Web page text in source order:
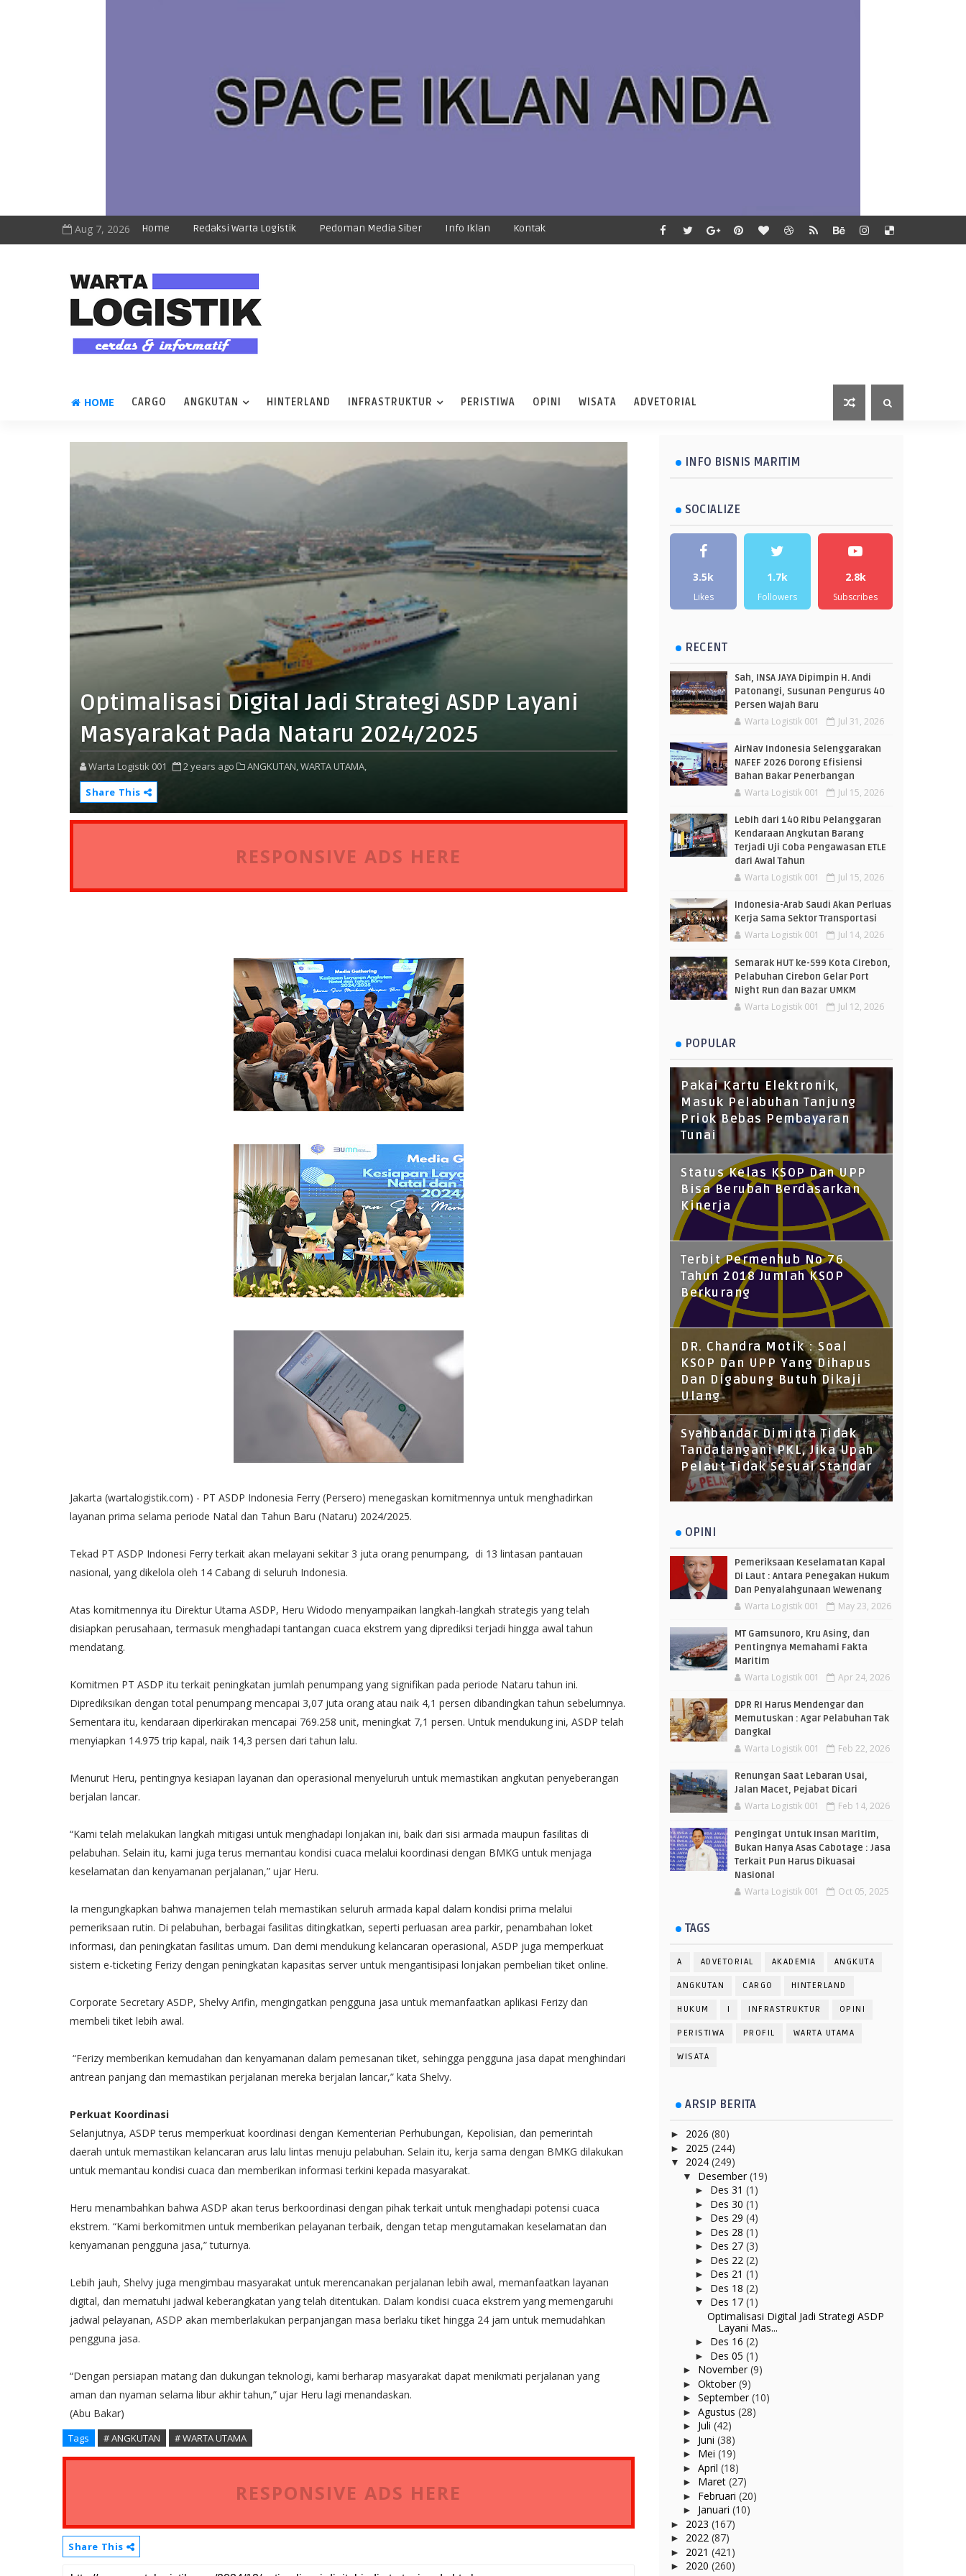
Aug 7, 2026 Home Redaksi Warta Logistik Pedoman Media Siber Info Iklan Kontak
HOME CARGO ANGKUTAN HINTERLAND INFRASTRUKTUR PERISTIWA OPINI WISATA ADVETORIAL
Optimalisasi Digital Jadi Strategi ASDP Layani
Masyarakat Pada Nataru 2024/2025
Warta Logistik 001 2 years ago ANGKUTAN,WARTA UTAMA,
Share This
RESPONSIVE ADS HERE
Jakarta (wartalogistik.com) - PT ASDP Indonesia Ferry (Persero) menegaskan komitmennya untuk menghadirkan
layanan prima selama periode Natal dan Tahun Baru (Nataru) 2024/2025.
Tekad PT ASDP Indonesi Ferry terkait akan melayani sekitar 3 juta orang penumpang, di 13 lintasan pantauan
nasional, yang dikelola oleh 14 Cabang di seluruh Indonesia.
Atas komitmennya itu Direktur Utama ASDP, Heru Widodo menyampaikan langkah-langkah strategis yang telah
disiapkan perusahaan, termasuk menghadapi tantangan cuaca ekstrem yang diprediksi terjadi hingga awal tahun
mendatang.
Komitmen PT ASDP itu terkait peningkatan jumlah penumpang yang signifikan pada periode Nataru tahun ini.
Diprediksikan dengan total penumpang mencapai 3,07 juta orang atau naik 4,1 persen dibandingkan tahun sebelumnya.
Sementara itu, kendaraan diperkirakan mencapai 769.258 unit, meningkat 7,1 persen. Untuk mendukung ini, ASDP telah
menyiapkan 14.975 trip kapal, naik 14,3 persen dari tahun lalu.
Menurut Heru, pentingnya kesiapan layanan dan operasional menyeluruh untuk memastikan angkutan penyeberangan
berjalan lancar.
“Kami telah melakukan langkah mitigasi untuk menghadapi lonjakan ini, baik dari sisi armada maupun fasilitas di
pelabuhan. Selain itu, kami juga terus memantau kondisi cuaca melalui koordinasi dengan BMKG untuk menjaga
keselamatan dan kenyamanan perjalanan,” ujar Heru.
Ia mengungkapkan bahwa manajemen telah memastikan seluruh armada kapal dalam kondisi prima melalui
pemeriksaan rutin. Di pelabuhan, berbagai fasilitas ditingkatkan, seperti perluasan area parkir, penambahan loket
informasi, dan peningkatan fasilitas umum. Dan demi mendukung kelancaran operasional, ASDP juga memperkuat
sistem e-ticketing Ferizy dengan peningkatan kapasitas server untuk mengantisipasi lonjakan pembelian tiket online.
Corporate Secretary ASDP, Shelvy Arifin, mengingatkan pengguna jasa untuk memanfaatkan aplikasi Ferizy dan
membeli tiket lebih awal.
“Ferizy memberikan kemudahan dan kenyamanan dalam pemesanan tiket, sehingga pengguna jasa dapat menghindari
antrean panjang dan memastikan perjalanan mereka berjalan lancar,” kata Shelvy.
Perkuat Koordinasi
Selanjutnya, ASDP terus memperkuat koordinasi dengan Kementerian Perhubungan, Kepolisian, dan pemerintah
daerah untuk memastikan kelancaran arus lalu lintas menuju pelabuhan. Selain itu, kerja sama dengan BMKG dilakukan
untuk memantau kondisi cuaca dan memberikan informasi terkini kepada masyarakat.
Heru menambahkan bahwa ASDP akan terus berkoordinasi dengan pihak terkait untuk menghadapi potensi cuaca
ekstrem. “Kami berkomitmen untuk memberikan pelayanan terbaik, dengan tetap mengutamakan keselamatan dan
kenyamanan pengguna jasa,” tuturnya.
Lebih jauh, Shelvy juga mengimbau masyarakat untuk merencanakan perjalanan lebih awal, memanfaatkan layanan
digital, dan mematuhi jadwal keberangkatan yang telah ditentukan. Dalam kondisi cuaca ekstrem yang memengaruhi
jadwal pelayanan, ASDP akan memberlakukan perpanjangan masa berlaku tiket hingga 24 jam untuk memudahkan
pengguna jasa.
“Dengan persiapan matang dan dukungan teknologi, kami berharap masyarakat dapat menikmati perjalanan yang
aman dan nyaman selama libur akhir tahun,” ujar Heru lagi menandaskan.
(Abu Bakar)
Tags # ANGKUTAN # WARTA UTAMA
RESPONSIVE ADS HERE
Share This
INFO BISNIS MARITIM
SOCIALIZE
3.5k
Likes
1.7k
Followers
2.8k
Subscribes
RECENT
Sah, INSA JAYA Dipimpin H. Andi
Patonangi, Susunan Pengurus 40
Persen Wajah Baru
Warta Logistik 001 Jul 31, 2026
AirNav Indonesia Selenggarakan
NAFEF 2026 Dorong Efisiensi
Bahan Bakar Penerbangan
Warta Logistik 001 Jul 15, 2026
Lebih dari 140 Ribu Pelanggaran
Kendaraan Angkutan Barang
Terjadi Uji Coba Pengawasan ETLE
dari Awal Tahun
Warta Logistik 001 Jul 15, 2026
Indonesia-Arab Saudi Akan Perluas
Kerja Sama Sektor Transportasi
Warta Logistik 001 Jul 14, 2026
Semarak HUT ke-599 Kota Cirebon,
Pelabuhan Cirebon Gelar Port
Night Run dan Bazar UMKM
Warta Logistik 001 Jul 12, 2026
POPULAR
Pakai Kartu Elektronik,
Masuk Pelabuhan Tanjung
Priok Bebas Pembayaran
Tunai
Status Kelas KSOP Dan UPP
Bisa Berubah Berdasarkan
Kinerja
Terbit Permenhub No 76
Tahun 2018 Jumlah KSOP
Berkurang
DR. Chandra Motik : Soal
KSOP Dan UPP Yang Dihapus
Dan Digabung Butuh Dikaji
Ulang
Syahbandar Diminta Tidak
Tandatangani PKL, Jika Upah
Pelaut Tidak Sesuai Standar
OPINI
Pemeriksaan Keselamatan Kapal
Di Laut : Antara Penegakan Hukum
Dan Penyalahgunaan Wewenang
Warta Logistik 001 May 23, 2026
MT Gamsunoro, Kru Asing, dan
Pentingnya Memahami Fakta
Maritim
Warta Logistik 001 Apr 24, 2026
DPR RI Harus Mendengar dan
Memutuskan : Agar Pelabuhan Tak
Dangkal
Warta Logistik 001 Feb 22, 2026
Renungan Saat Lebaran Usai,
Jalan Macet, Pejabat Dicari
Warta Logistik 001 Feb 14, 2026
Pengingat Untuk Insan Maritim,
Bukan Hanya Asas Cabotage : Jasa
Terkait Pun Harus Dikuasai
Nasional
Warta Logistik 001 Oct 05, 2025
TAGS
A ADVETORIAL AKADEMIA ANGKUTA
ANGKUTAN CARGO HINTERLAND
HUKUM I INFRASTRUKTUR OPINI
PERISTIWA PROFIL WARTA UTAMA
WISATA
ARSIP BERITA
► 2026 (80)
► 2025 (244)
▼ 2024 (249)
▼ Desember(19)
► Des 31 (1)
► Des 30 (1)
► Des 29 (4)
► Des 28 (1)
► Des 27 (3)
► Des 22 (2)
► Des 21 (1)
► Des 18 (2)
▼ Des 17 (1)
Optimalisasi Digital Jadi Strategi ASDP
Layani Mas...
► Des 16 (2)
► Des 05 (1)
► November(9)
► Oktober(9)
► September(10)
► Agustus (28)
► Juli (42)
► Juni (38)
► Mei (19)
► April (18)
► Maret (27)
► Februari (20)
► Januari (10)
► 2023 (167)
► 2022 (87)
► 2021 (421)
► 2020 (260)